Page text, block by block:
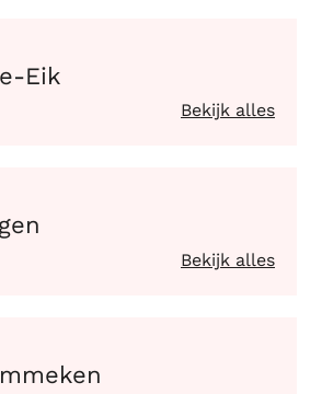
Eik
Bekijk alles
Bekijk alles